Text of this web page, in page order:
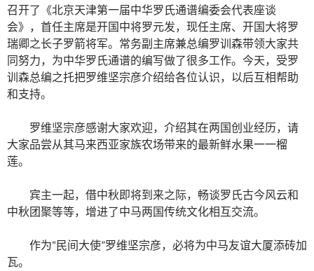
召开了《北京天津第一届中华罗氏通谱编委会代表座谈
会》，首任主席是开国中将罗元发，现任主席、开国大将罗
瑞卿之长子罗箭将军。常务副主席兼总编罗训森带领大家共
同努力，为中华罗氏通谱的编写做了很多工作。今天，受罗
训森总编之托把罗维坚宗彦介绍给各位认识，以后互相帮助
和支持。
罗维坚宗彦感谢大家欢迎，介绍其在两国创业经历，请
大家品尝从其马来西亚家族农场带来的最新鲜水果一一榴
莲。
宾主一起，借中秋即将到来之际，畅谈罗氏古今风云和
中秋团聚等等，增进了中马两国传统文化相互交流。
作为“民间大使”罗维坚宗彦，必将为中马友谊大厦添砖加
瓦。